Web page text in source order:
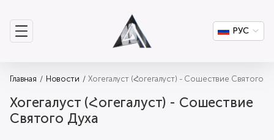
РУС
Главная Новости Хогегалуст (Հогегалуст) - Сошествие Святого
Хогегалуст (Հогегалуст) - Сошествие
Святого Духа